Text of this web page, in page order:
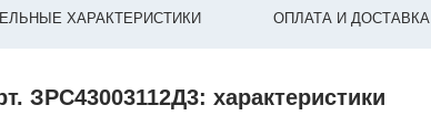
ХАРАКТЕРИСТИКИ ОПЛАТА И ДОСТАВКА
ЗРС43003112Д3: характеристики